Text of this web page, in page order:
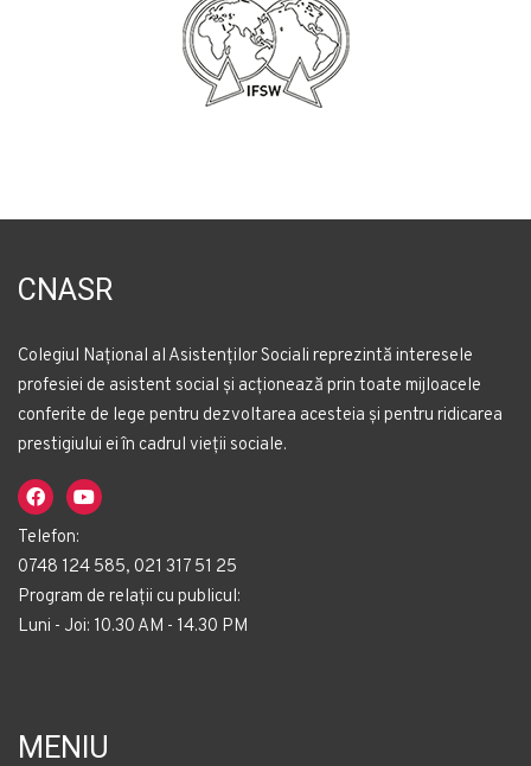
CNASR
Colegiul Național al Asistenților Sociali reprezintă interesele
profesiei de asistent social și acționează prin toate mijloacele
conferite de lege pentru dezvoltarea acesteia și pentru ridicarea
prestigiului ei în cadrul vieții sociale.
Telefon:
0748 124 585, 021 317 51 25
Program de relații cu publicul:
Luni - Joi: 10.30 AM - 14.30 PM
MENIU